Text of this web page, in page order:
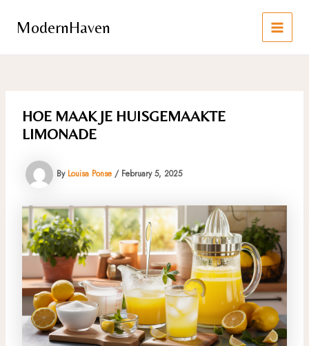
contentModernHaven
MAIN
HOE MAAK JE HUISGEMAAKTE
LIMONADE
By Louisa Ponse / February 5, 2025